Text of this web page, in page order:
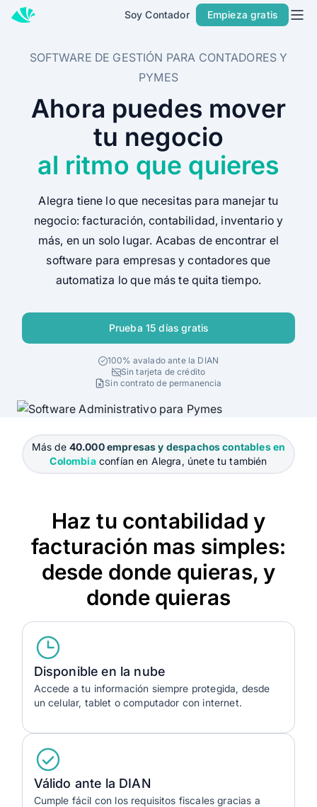
Soy Contador Empieza gratis
Inicio
Soy Contador
MÁS SOLUCIONES PARA TU NEGOCIO
Facturación
Contabilidad
POS
Alegra para Contadores
SOFTWARE DE GESTIÓN PARA CONTADORES Y
PYMES
Ahora puedes mover
tu negocio
al ritmo que quieres
Alegra tiene lo que necesitas para manejar tu
negocio: facturación, contabilidad, inventario y
más, en un solo lugar. Acabas de encontrar el
software para empresas y contadores que
automatiza lo que más te quita tiempo.
Prueba 15 días gratis
100% avalado ante la DIAN
Sin tarjeta de crédito
Sin contrato de permanencia
Más de 40.000 empresas y despachos contables en
Colombiaconfían en Alegra, únete tu también
Haz tu contabilidad y
facturación mas simples:
desde donde quieras, y
donde quieras
Disponible en la nube
Accede a tu información siempre protegida, desde
un celular, tablet o computador con internet.
Válido ante la DIAN
Cumple fácil con los requisitos fiscales gracias a